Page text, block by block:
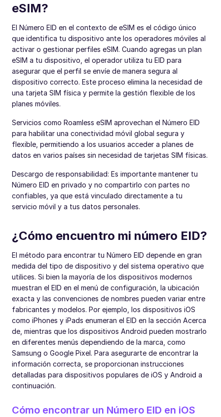
eSIM?
El Número EID en el contexto de eSIM es el código único
que identifica tu dispositivo ante los operadores móviles al
activar o gestionar perfiles eSIM. Cuando agregas un plan
eSIM a tu dispositivo, el operador utiliza tu EID para
asegurar que el perfil se envíe de manera segura al
dispositivo correcto. Este proceso elimina la necesidad de
una tarjeta SIM física y permite la gestión flexible de los
planes móviles.
Servicios como Roamless eSIM aprovechan el Número EID
para habilitar una conectividad móvil global segura y
flexible, permitiendo a los usuarios acceder a planes de
datos en varios países sin necesidad de tarjetas SIM físicas.
Descargo de responsabilidad: Es importante mantener tu
Número EID en privado y no compartirlo con partes no
confiables, ya que está vinculado directamente a tu
servicio móvil y a tus datos personales.
¿Cómo encuentro mi número EID?
El método para encontrar tu Número EID depende en gran
medida del tipo de dispositivo y del sistema operativo que
utilices. Si bien la mayoría de los dispositivos modernos
muestran el EID en el menú de configuración, la ubicación
exacta y las convenciones de nombres pueden variar entre
fabricantes y modelos. Por ejemplo, los dispositivos iOS
como iPhones y iPads enumeran el EID en la sección Acerca
de, mientras que los dispositivos Android pueden mostrarlo
en diferentes menús dependiendo de la marca, como
Samsung o Google Pixel. Para asegurarte de encontrar la
información correcta, se proporcionan instrucciones
detalladas para dispositivos populares de iOS y Android a
continuación.
Cómo encontrar un Número EID en iOS